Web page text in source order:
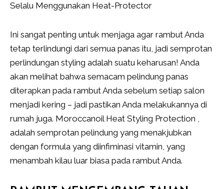
Selalu Menggunakan Heat-Protector
Ini sangat penting untuk menjaga agar rambut Anda
tetap terlindungi dari semua panas itu, jadi semprotan
perlindungan styling adalah suatu keharusan! Anda
akan melihat bahwa semacam pelindung panas
diterapkan pada rambut Anda sebelum setiap salon
menjadi kering – jadi pastikan Anda melakukannya di
rumah juga. Moroccanoil Heat Styling Protection ,
adalah semprotan pelindung yang menakjubkan
dengan formula yang diinfiminasi vitamin, yang
menambah kilau luar biasa pada rambut Anda.